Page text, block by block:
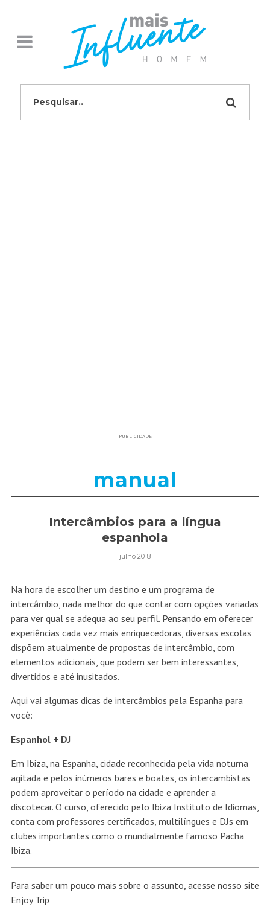
PUBLICIDADE
manual
Intercâmbios para a língua
espanhola
julho 2018
Na hora de escolher um destino e um programa de
intercâmbio, nada melhor do que contar com opções variadas
para ver qual se adequa ao seu perfil. Pensando em oferecer
experiências cada vez mais enriquecedoras, diversas escolas
dispõem atualmente de propostas de intercâmbio, com
elementos adicionais, que podem ser bem interessantes,
divertidos e até inusitados.
Aqui vai algumas dicas de intercâmbios pela Espanha para
você:
Espanhol + DJ
Em Ibiza, na Espanha, cidade reconhecida pela vida noturna
agitada e pelos inúmeros bares e boates, os intercambistas
podem aproveitar o período na cidade e aprender a
discotecar. O curso, oferecido pelo Ibiza Instituto de Idiomas,
conta com professores certificados, multilíngues e DJs em
clubes importantes como o mundialmente famoso Pacha
Ibiza.
Para saber um pouco mais sobre o assunto, acesse nosso site
Enjoy Trip